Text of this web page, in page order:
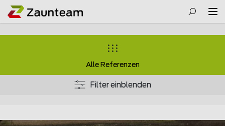
Alle Referenzen
Filter einblenden